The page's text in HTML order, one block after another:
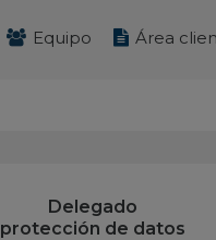
Equipo Área
Delegado
protección de datos